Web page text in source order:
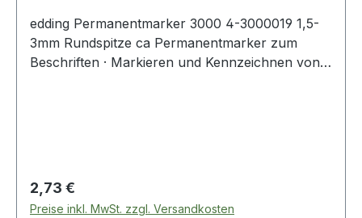
edding Permanentmarker 3000 4-3000019 1,5-
3mm Rundspitze ca Permanentmarker zum
Beschriften · Markieren und Kennzeichnen von
Regulärer Preis:
2,73 €
Preise inkl. MwSt. zzgl. Versandkosten